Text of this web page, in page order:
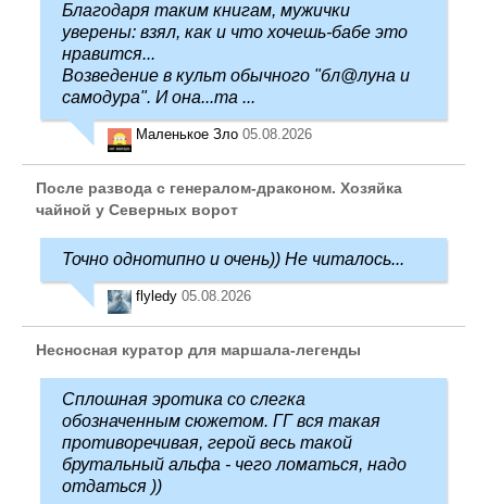
Благодаря таким книгам, мужички
уверены: взял, как и что хочешь-бабе это
нравится...
Возведение в культ обычного "бл@луна и
самодура". И она...та ...
Маленькое Зло 05.08.2026
После развода с генералом-драконом. Хозяйка
чайной у Северных ворот
Точно однотипно и очень)) Не читалось...
flyledy 05.08.2026
Несносная куратор для маршала-легенды
Сплошная эротика со слегка
обозначенным сюжетом. ГГ вся такая
противоречивая, герой весь такой
брутальный альфа - чего ломаться, надо
отдаться ))